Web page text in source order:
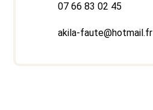
07 66 83 02 45
akila-faute@hotmail.fr